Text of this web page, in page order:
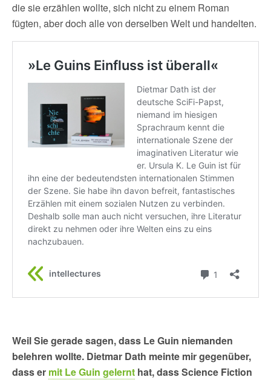
die sie erzählen wollte, sich nicht zu einem Roman
fügten, aber doch alle von derselben Welt und handelten.
Weil Sie gerade sagen, dass Le Guin niemanden
belehren wollte. Dietmar Dath meinte mir gegenüber,
dass er mit Le Guin gelernt hat, dass Science Fiction